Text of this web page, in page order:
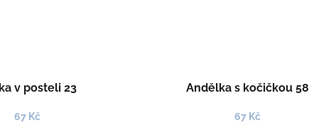
v posteli 23
67 Kč
Andělka s kočičkou 58
67 Kč